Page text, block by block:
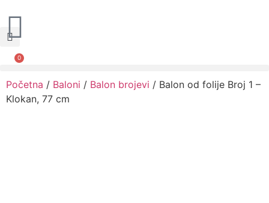
0
Početna / Baloni / Balon brojevi / Balon od folije Broj 1 –
Klokan, 77 cm